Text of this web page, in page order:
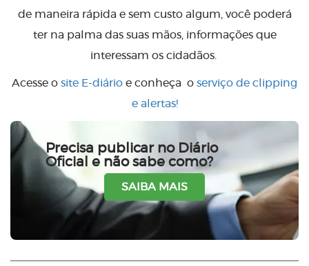
de maneira rápida e sem custo algum, você poderá
ter na palma das suas mãos, informações que
interessam os cidadãos.
Acesse o site E-diário e conheça o serviço de clipping
e alertas!
Precisa publicar no Diário
Oficial e não sabe como?
SAIBA MAIS